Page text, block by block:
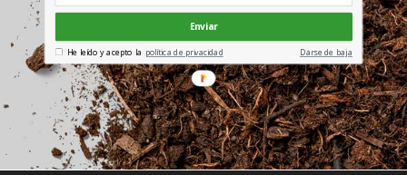
Enviar
He leído y acepto la política de privacidad Darse de baja